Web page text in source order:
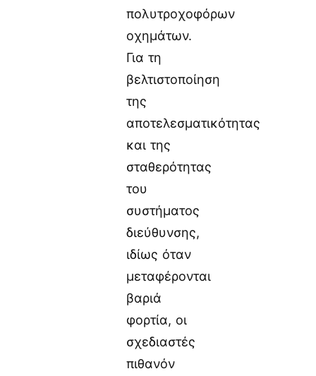
πολυτροχοφόρων
οχημάτων.
Για τη
βελτιστοποίηση
της
αποτελεσματικότητας
και της
σταθερότητας
του
συστήματος
διεύθυνσης,
ιδίως όταν
μεταφέρονται
βαριά
φορτία, οι
σχεδιαστές
πιθανόν